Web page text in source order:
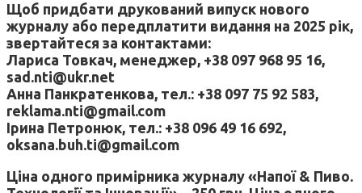
Щоб придбати друкований випуск нового
журналу або передплатити видання на 2025 рік,
звертайтеся за контактами:
Лариса Товкач, менеджер, +38 097 968 95 16,
sad.nti@ukr.net
Анна Панкратенкова, тел.: +38 097 75 92 583,
reklama.nti@gmail.com
Ірина Петронюк, тел.: +38 096 49 16 692,
oksana.buh.ti@gmail.com
Ціна одного примірника журналу «Напої & Пиво.